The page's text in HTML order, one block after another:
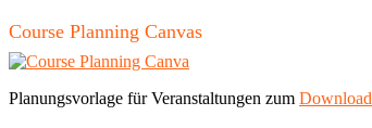
Course Planning Canvas
Planungsvorlage für Veranstaltungen zum Download